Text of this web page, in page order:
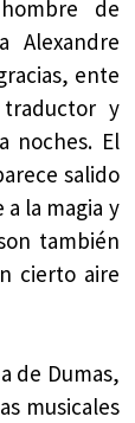
de
Alexandre
ente
y
noches. El
salido
la magia y
también
cierto aire
de Dumas,
musicales